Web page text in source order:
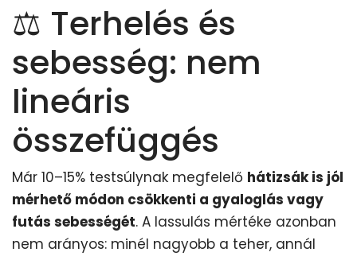
⚖️ Terhelés és
sebesség: nem
lineáris
összefüggés
Már 10–15% testsúlynak megfelelő hátizsák is jól
mérhető módon csökkenti a gyaloglás vagy
futás sebességét. A lassulás mértéke azonban
nem arányos: minél nagyobb a teher, annál